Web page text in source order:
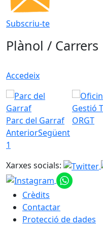
Subscriu-te
Plànol / Carrers
Accedeix
Parc del Garraf ORGT
AnteriorSegüent
1
Xarxes socials:
Crèdits
Contactar
Protecció de dades